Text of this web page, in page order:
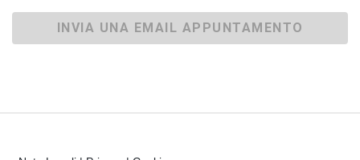
INVIA UNA EMAIL APPUNTAMENTO